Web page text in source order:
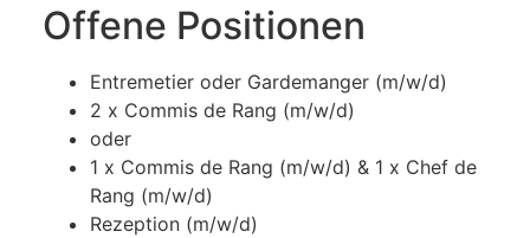
Offene Positionen
Entremetier oder Gardemanger (m/w/d)
2 x Commis de Rang (m/w/d)
oder
1 x Commis de Rang (m/w/d) & 1 x Chef de
Rang (m/w/d)
Rezeption (m/w/d)